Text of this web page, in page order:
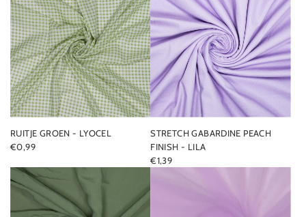
RUITJE GROEN - LYOCEL
€0,99
STRETCH GABARDINE PEACH
FINISH - LILA
€1,39